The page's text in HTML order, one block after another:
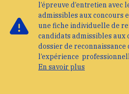
l’épreuve d’entretien avec
admissibles aux concours
une fiche individuelle de
candidats admissibles aux
dossier de reconnaissance
l’expérience
En savoir plus